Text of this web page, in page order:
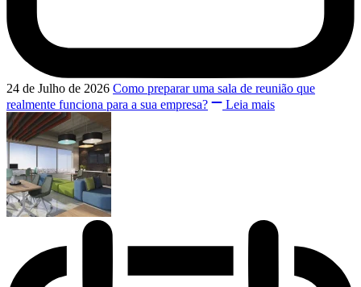
24 de Julho de 2026 Como preparar uma sala de reunião que
realmente funciona para a sua empresa?
Leia mais